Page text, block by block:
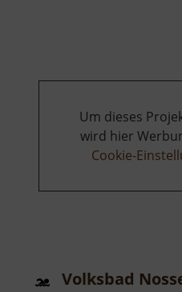
Um dieses
wird hier
Cookie-
Volksbad